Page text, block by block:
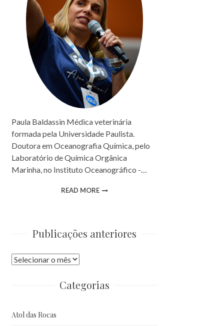
Paula Baldassin Médica veterinária
formada pela Universidade Paulista.
Doutora em Oceanografia Química, pelo
Laboratório de Química Orgânica
Marinha, no Instituto Oceanográfico -…
READ MORE
Publicações anteriores
Publicações
Categorias
Atol das Rocas